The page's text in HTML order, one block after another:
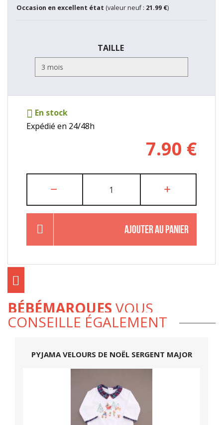
Occasion en excellent état (valeur neuf : 21.99 €)
TAILLE
En stock
Expédié en 24/48h
7.90 €
AJOUTER AU PANIER
BÉBÉMARQUES VOUS
CONSEILLE ÉGALEMENT
PYJAMA VELOURS DE NOËL SERGENT MAJOR